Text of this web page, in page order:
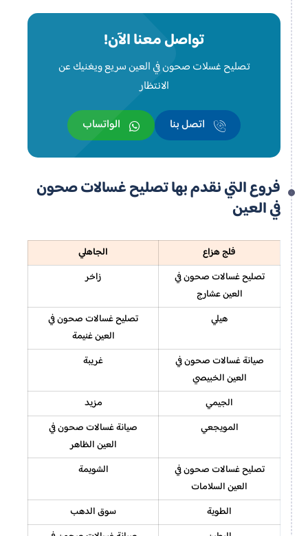
تواصل معنا الآن!
تصليح غسلات صحون في العين سريع ويغنيك عن
الانتظار
اتصل بنا الواتساب
فروع التي نقدم بها تصليح غسالات صحون
في العين
فلج هزاع
الجاهلي
تصليح غسالات صحون في
العين عشارج
زاخر
هيلي
تصليح غسالات صحون في
العين غنيمة
صيانة غسالات صحون في
العين الخبيصي
غريبة
الجيمي
مزيد
المويجعي
صيانة غسالات صحون في
العين الظاهر
تصليح غسالات صحون في
العين السلامات
الشويمة
الطوية
سوق الدهب